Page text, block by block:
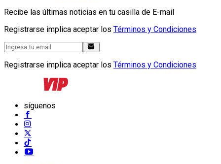
Recibe las últimas noticias en tu casilla de E-mail
Registrarse implica aceptar los Términos y Condiciones
Registrarse implica aceptar los Términos y Condiciones
síguenos